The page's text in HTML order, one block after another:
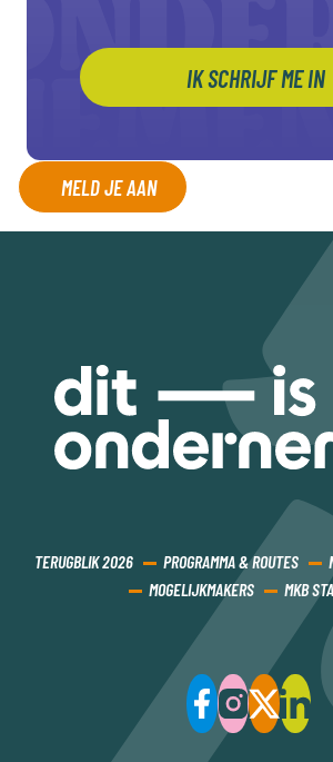
IK SCHRIJF ME IN
MELD JE AAN
TERUGBLIK 2026 PROGRAMMA & ROUTES
MOGELIJKMAKERS
MKB